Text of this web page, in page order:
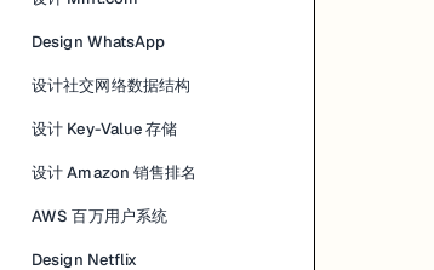
Design WhatsApp
设计社交网络数据结构
设计 Key-Value 存储
设计 Amazon 销售排名
AWS 百万用户系统
Design Netflix